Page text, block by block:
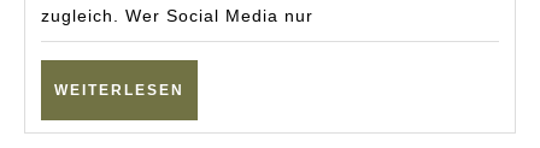
sollten
zugleich. Wer Social Media nur
WEITERLESEN